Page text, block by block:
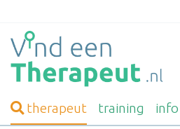
therapeut training info